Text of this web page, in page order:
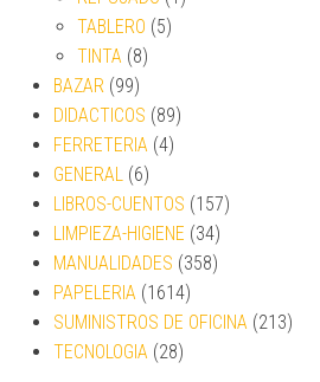
TABLERO (5)
TINTA (8)
BAZAR (99)
DIDACTICOS (89)
FERRETERIA (4)
GENERAL (6)
LIBROS-CUENTOS (157)
LIMPIEZA-HIGIENE (34)
MANUALIDADES (358)
PAPELERIA (1614)
SUMINISTROS DE OFICINA (213)
TECNOLOGIA (28)